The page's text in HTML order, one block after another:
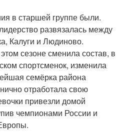
в старшей группе были.
развязалась между
Калуги и Людиново.
сезоне сменила состав, в
спортсменок, изменила
семёрка района
отработала свою
привезли домой
чемпионами России и